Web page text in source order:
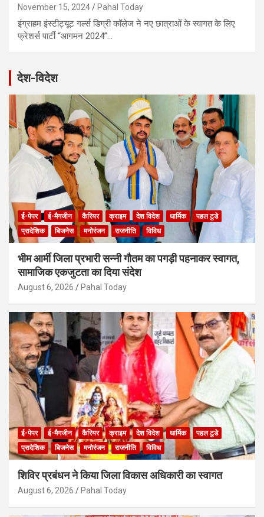
November 15, 2024 Pahal Today
इंग्राहम इंस्टीट्यूट गर्ल्स डिग्री कॉलेज ने नए छात्राओं के स्वागत के लिए
फ्रेशर्स पार्टी “आगमन 2024”…
देश-विदेश
ई-पेपर ई-मैगजीन कैरियर क्राइम देश विदेश धार्मिक
पहल टुडे
प्रादेशिक
बिजनेस मनोरंजन राजनीति विविध
भीम आर्मी जिला प्रभारी सन्नी गौतम का पगड़ी पहनाकर स्वागत,
सामाजिक एकजुटता का दिया संदेश
August 6, 2026 Pahal Today
ई-पेपर ई-मैगजीन कैरियर क्राइम देश विदेश धार्मिक
पहल टुडे
प्रादेशिक
बिजनेस मनोरंजन राजनीति विविध
शिविर प्रबंधन ने किया जिला विकास अधिकारी का स्वागत
August 6, 2026 Pahal Today